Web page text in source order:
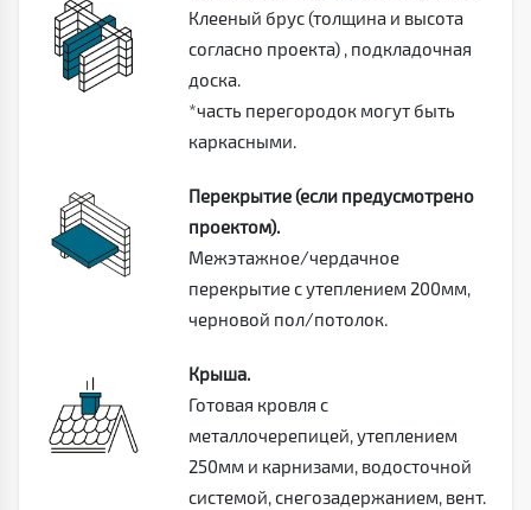
Клееный брус (толщина и высота
согласно проекта) , подкладочная
доска.
*часть перегородок могут быть
каркасными.
Перекрытие (если предусмотрено
проектом).
Межэтажное/чердачное
перекрытие с утеплением 200мм,
черновой пол/потолок.
Крыша.
Готовая кровля с
металлочерепицей, утеплением
250мм и карнизами, водосточной
системой, снегозадержанием, вент.